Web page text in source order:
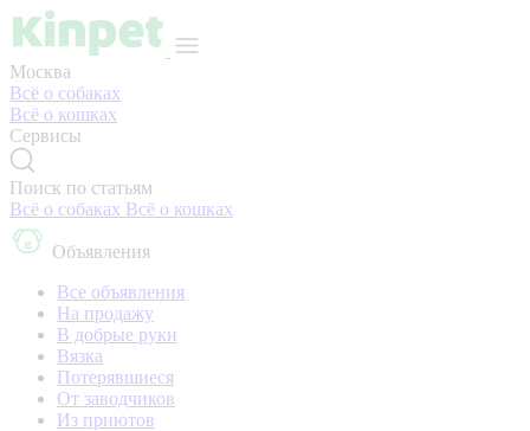
Москва
Всё о собаках
Всё о кошках
Сервисы
Поиск по статьям
Всё о собаках Всё о кошках
Объявления
Все объявления
На продажу
В добрые руки
Вязка
Потерявшиеся
От заводчиков
Из приютов